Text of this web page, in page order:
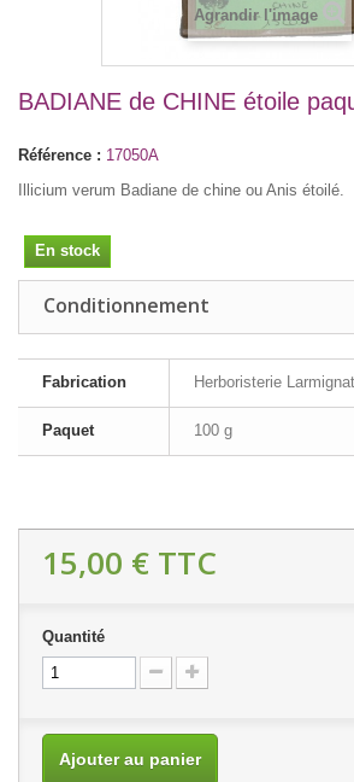
Agrandir l'image
BADIANE de CHINE étoile
Référence : 17050A
Illicium verum Badiane de chine ou Anis étoilé.
En stock
Conditionnement
Fabrication Herboristerie Larmignat
Paquet 100 g
15,00 € TTC
Quantité
Ajouter au panier